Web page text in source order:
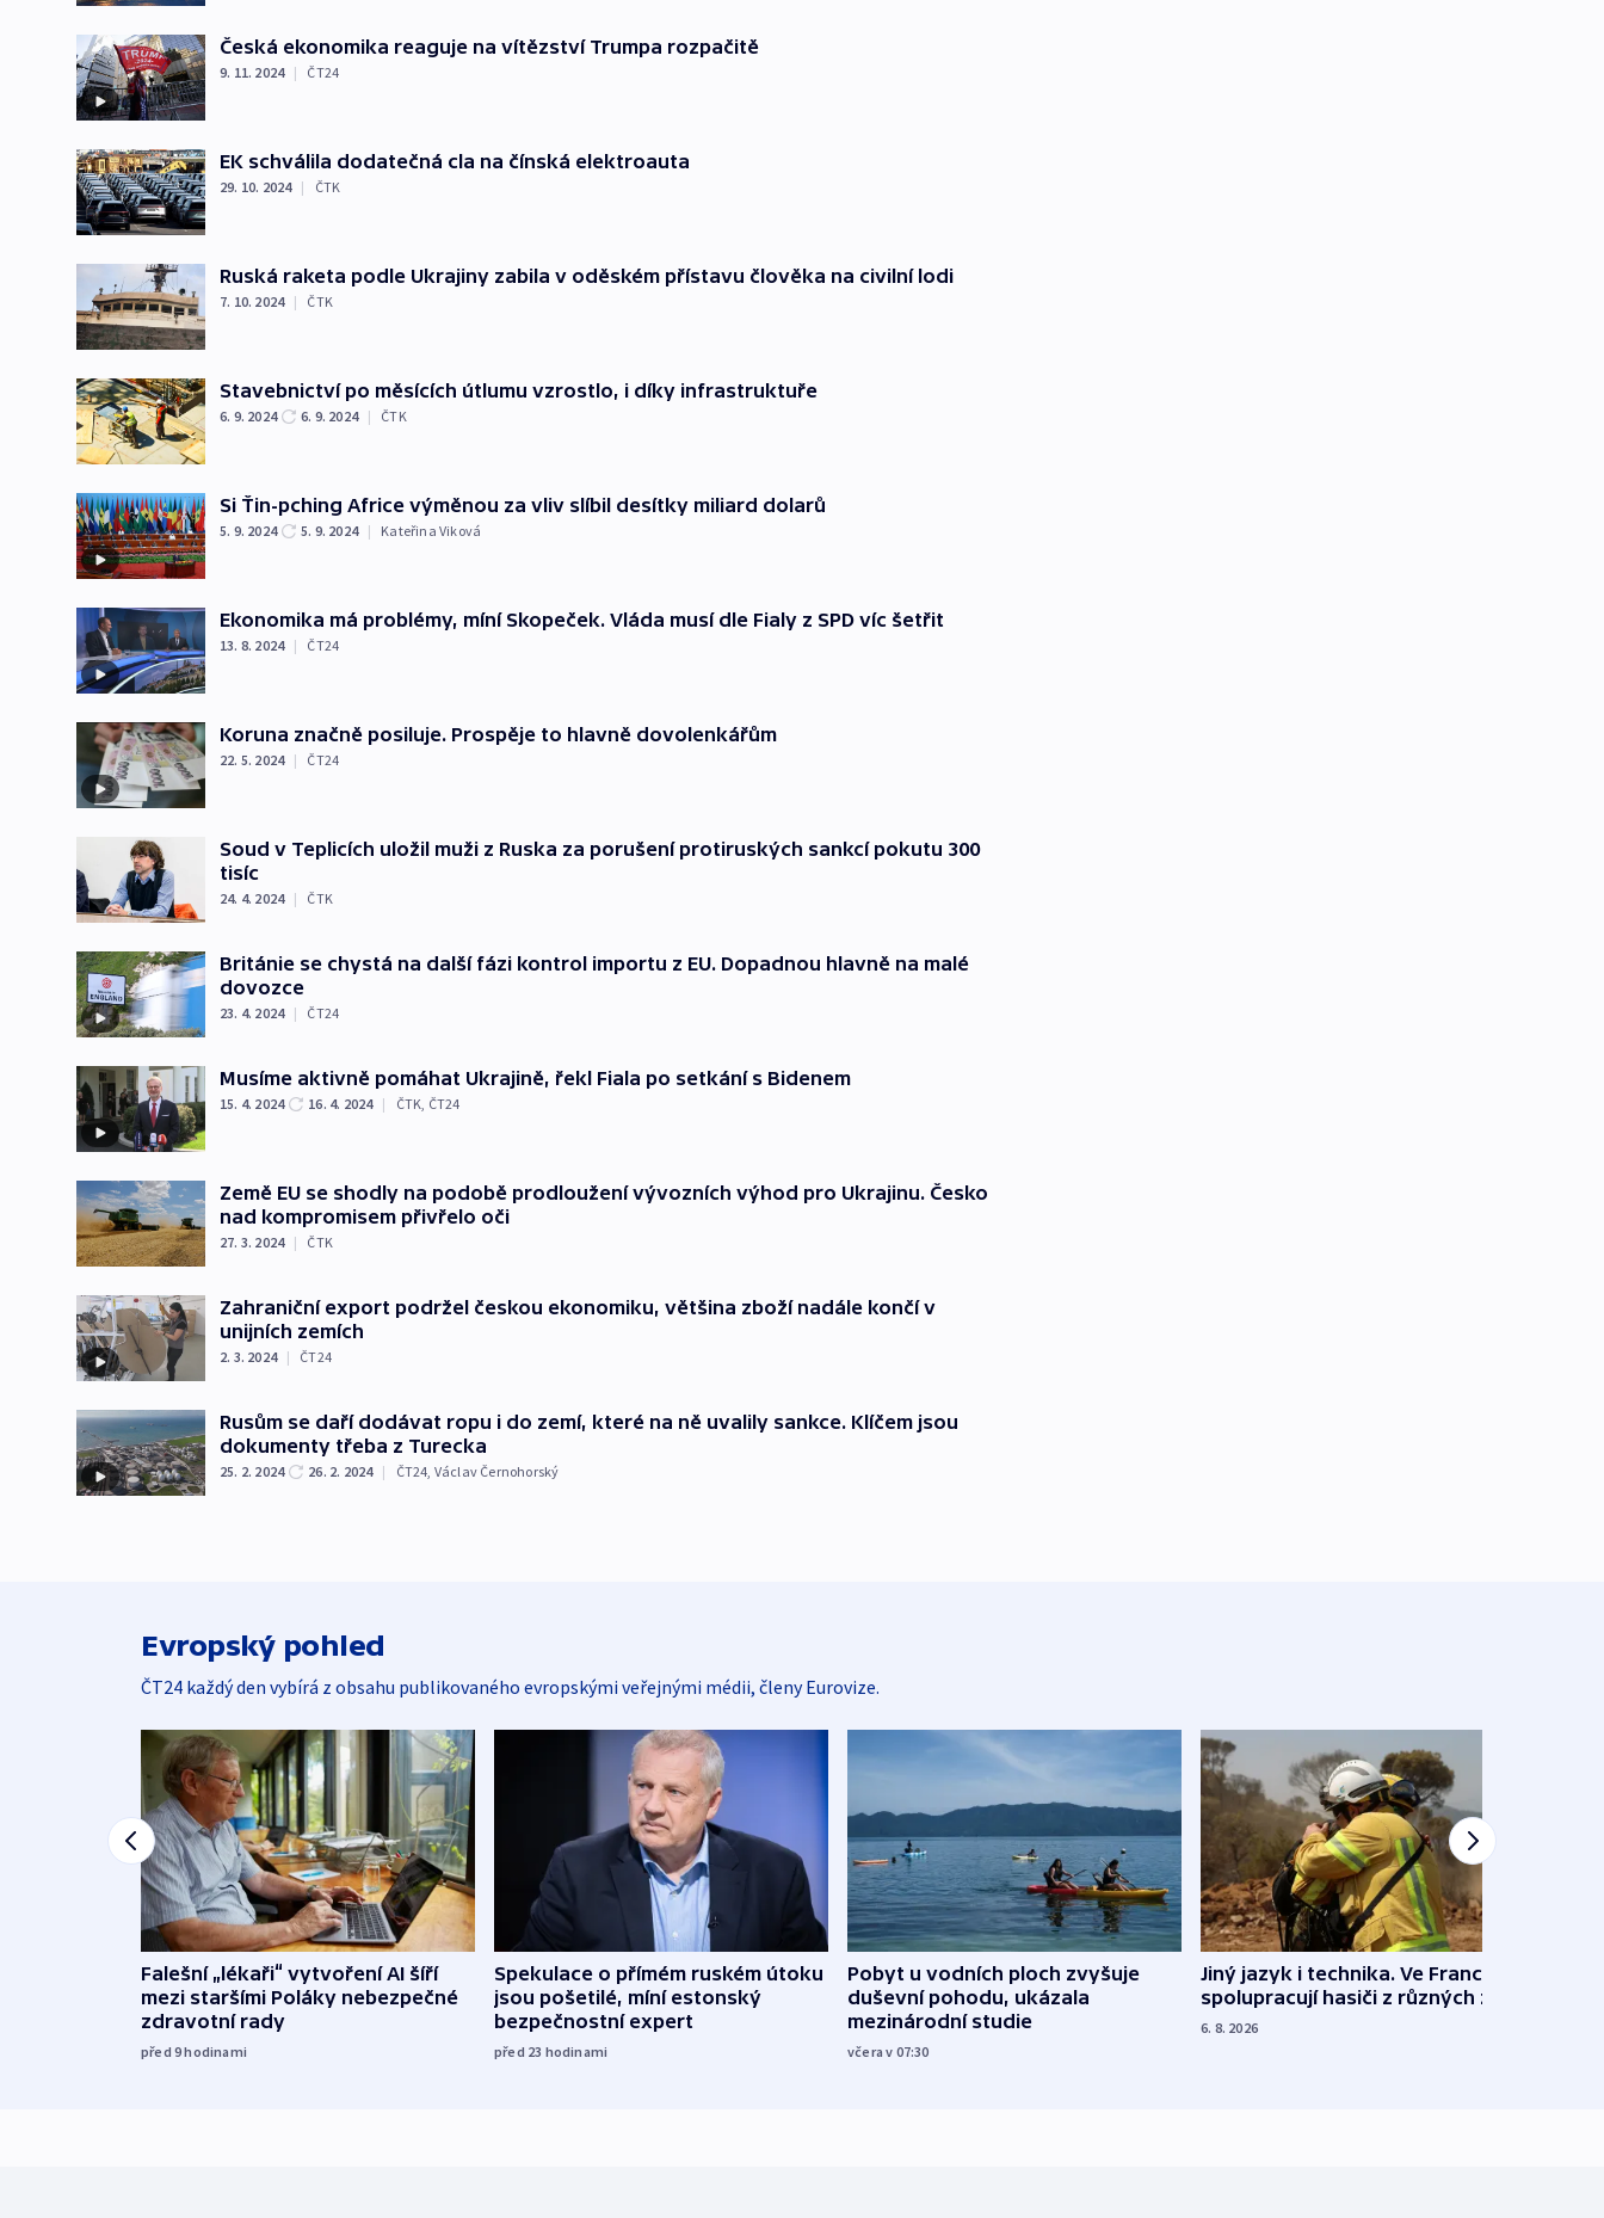
Česká ekonomika reaguje na vítězství Trumpa rozpačitě
9. 11. 2024 | ČT24
EK schválila dodatečná cla na čínská elektroauta
29. 10. 2024 | ČTK
Ruská raketa podle Ukrajiny zabila v oděském přístavu člověka na civilní lodi
7. 10. 2024 | ČTK
Stavebnictví po měsících útlumu vzrostlo, i díky infrastruktuře
6. 9. 2024 6. 9. 2024 | ČTK
Si Ťin-pching Africe výměnou za vliv slíbil desítky miliard dolarů
5. 9. 2024 5. 9. 2024 | Kateřina Viková
Ekonomika má problémy, míní Skopeček. Vláda musí dle Fialy z SPD víc šetřit
13. 8. 2024 | ČT24
Koruna značně posiluje. Prospěje to hlavně dovolenkářům
22. 5. 2024 | ČT24
Soud v Teplicích uložil muži z Ruska za porušení protiruských sankcí pokutu 300
tisíc
24. 4. 2024 | ČTK
Británie se chystá na další fázi kontrol importu z EU. Dopadnou hlavně na malé
dovozce
23. 4. 2024 | ČT24
Musíme aktivně pomáhat Ukrajině, řekl Fiala po setkání s Bidenem
15. 4. 2024 16. 4. 2024 | ČTK ČT24
Země EU se shodly na podobě prodloužení vývozních výhod pro Ukrajinu. Česko
nad kompromisem přivřelo oči
27. 3. 2024 | ČTK
Zahraniční export podržel českou ekonomiku, většina zboží nadále končí v
unijních zemích
2. 3. 2024 | ČT24
Rusům se daří dodávat ropu i do zemí, které na ně uvalily sankce. Klíčem jsou
dokumenty třeba z Turecka
25. 2. 2024 26. 2. 2024 | ČT24 Václav Černohorský
Evropský pohled
ČT24 každý den vybírá z obsahu publikovaného evropskými veřejnými médii, členy Eurovize.
Falešní „lékaři“ vytvoření AI šíří
mezi staršími Poláky nebezpečné
zdravotní rady
před 9hodinami
Spekulace o přímém ruském útoku
jsou pošetilé, míní estonský
bezpečnostní expert
před 23 hodinami
Pobyt u vodních ploch zvyšuje
duševní pohodu, ukázala
mezinárodní studie
včera v 07:30
Jiný jazyk i technika. Ve Francii
spolupracují hasiči z různých zemí
6. 8. 2026